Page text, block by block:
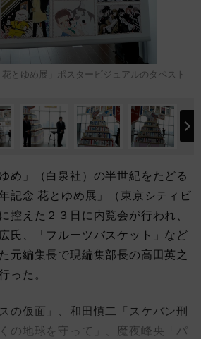
とゆめ展」ポスタービジュアルのタペスト
め」（白泉社）の半世紀をたどる
記念 花とゆめ展」（東京シティビ
控えた２３日に内覧会が行われ、
氏、「フルーツバスケット」など
元編集長で現編集部長の高田英之
った。
の仮面」、和田慎二「スケバン刑
の地球を守って」、魔夜峰央「パ